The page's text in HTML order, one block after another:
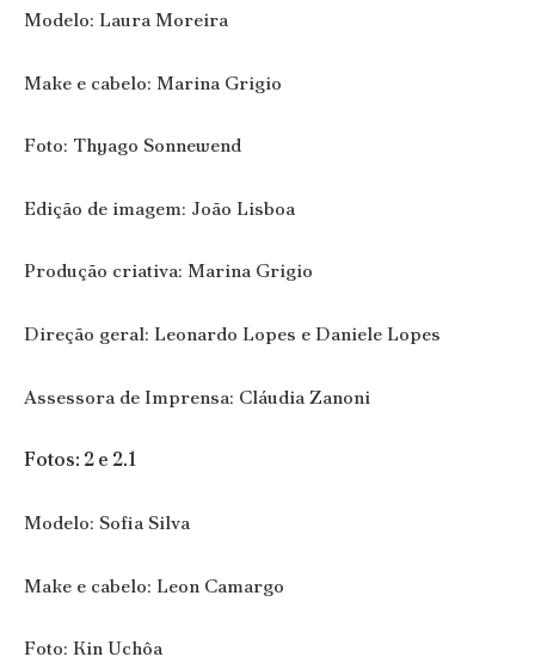
Modelo: Laura Moreira
Make e cabelo: Marina Grigio
Foto: Thyago Sonnewend
Edição de imagem: João Lisboa
Produção criativa: Marina Grigio
Direção geral: Leonardo Lopes e Daniele Lopes
Assessora de Imprensa: Cláudia Zanoni
Fotos: 2 e 2.1
Modelo: Sofia Silva
Make e cabelo: Leon Camargo
Foto: Kin Uchôa